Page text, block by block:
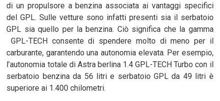
di un propulsore a benzina associata ai vantaggi specifici
del GPL. Sulle vetture sono infatti presenti sia il serbatoio
GPL sia quello per la benzina. Ciò significa che la gamma
GPL-TECH consente di spendere molto di meno per il
carburante, garantendo una autonomia elevata. Per esempio,
l’autonomia totale di Astra berlina 1.4 GPL-TECH Turbo con il
serbatoio benzina da 56 litri e serbatoio GPL da 49 litri è
superiore ai 1.400 chilometri.